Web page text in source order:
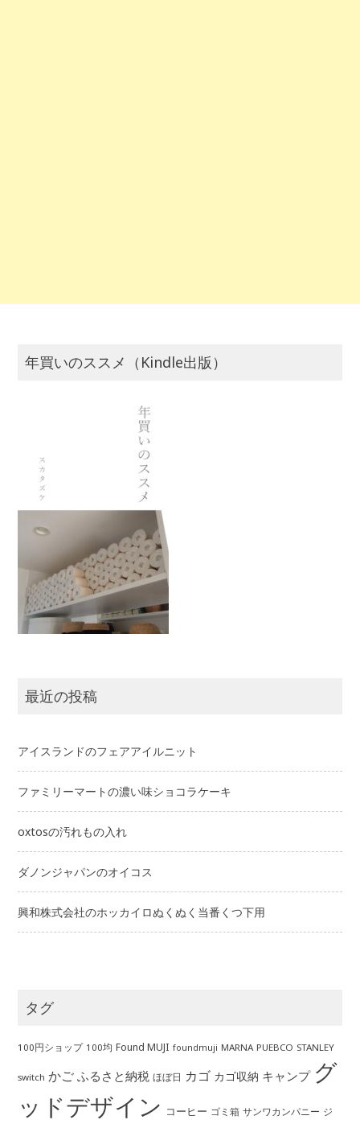
年買いのススメ（Kindle出版）
最近の投稿
アイスランドのフェアアイルニット
ファミリーマートの濃い味ショコラケーキ
oxtosの汚れもの入れ
ダノンジャパンのオイコス
興和株式会社のホッカイロぬくぬく当番くつ下用
タグ
100円ショップ 100均 Found MUJI foundmuji MARNA PUEBCO STANLEY
switch かご ふるさと納税 ほぼ日 カゴ カゴ収納 キャンプ グ
ッドデザイン コーヒー ゴミ箱 サンワカンパニー ジ